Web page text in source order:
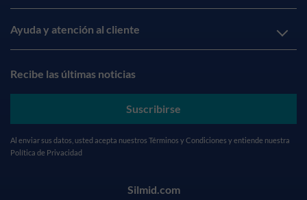
Ayuda y atención al cliente
Recibe las últimas noticias
Suscribirse
Al enviar sus datos, usted acepta nuestros Términos y Condiciones y entiende nuestra
Política de Privacidad
Silmid.com